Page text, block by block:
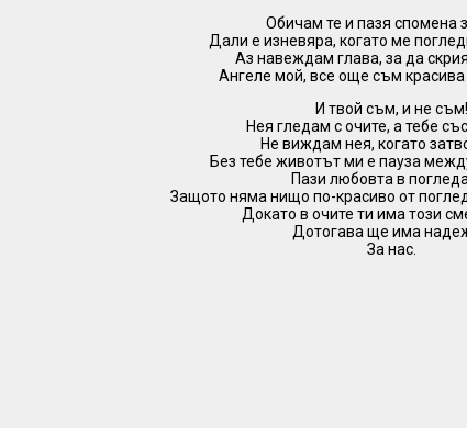
Обичам те и пазя спомена
Дали е изневяра, когато ме
Аз навеждам глава, за да
Ангеле мой, все още съм красива
И твой съм, и не съм!
Нея гледам с очите, а тебе
Не виждам нея, когато
Без тебе животът ми е пауза
Пази любовта в
Защото няма нищо по-красиво от
Докато в очите ти има този
Дотогава ще има
За нас.